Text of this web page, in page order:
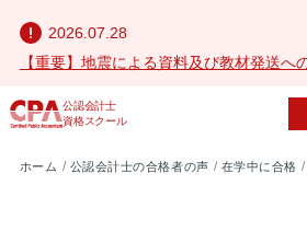
2026.07.28
【重要】地震による資料及び教材発送へ
公認会計士
資格スクール
ホーム 公認会計士の合格者の声 在学中に合格